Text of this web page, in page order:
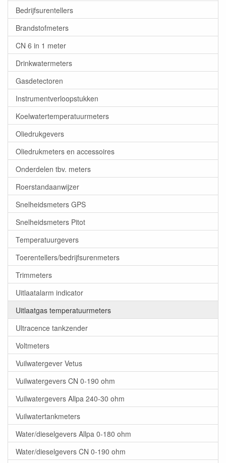
Bedrijfsurentellers
Brandstofmeters
CN 6 in 1 meter
Drinkwatermeters
Gasdetectoren
Instrumentverloopstukken
Koelwatertemperatuurmeters
Oliedrukgevers
Oliedrukmeters en accessoires
Onderdelen tbv. meters
Roerstandaanwijzer
Snelheidsmeters GPS
Snelheidsmeters Pitot
Temperatuurgevers
Toerentellers/bedrijfsurenmeters
Trimmeters
Uitlaatalarm indicator
Uitlaatgas temperatuurmeters
Ultracence tankzender
Voltmeters
Vuilwatergever Vetus
Vuilwatergevers CN 0-190 ohm
Vuilwatergevers Allpa 240-30 ohm
Vuilwatertankmeters
Water/dieselgevers Allpa 0-180 ohm
Water/dieselgevers CN 0-190 ohm